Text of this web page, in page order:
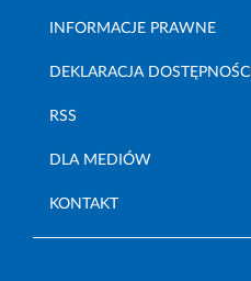
INFORMACJE PRAWNE
DEKLARACJA DOSTĘPNOŚCI
RSS
DLA MEDIÓW
KONTAKT